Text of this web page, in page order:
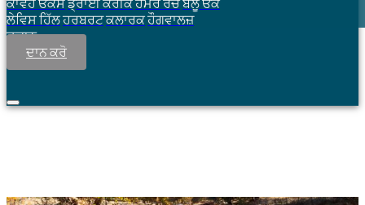
ਕਾਵੇਹ ਓਕਸਡ੍ਰਾਈ ਕਰੀਕਹੋਮਰ ਰੈਂਚਬਲੂ ਓਕ
ਲੇਵਿਸ ਹਿੱਲਹਰਬਰਟਕਲਾਰਕਹੌਗਵਾਲਜ਼
ਦੁਕਾਨ
ਦਾਨ ਕਰੋ